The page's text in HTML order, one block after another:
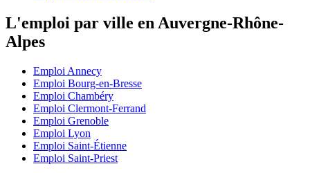
L'emploi par ville en Auvergne-Rhône-
Alpes
Emploi Annecy
Emploi Bourg-en-Bresse
Emploi Chambéry
Emploi Clermont-Ferrand
Emploi Grenoble
Emploi Lyon
Emploi Saint-Étienne
Emploi Saint-Priest